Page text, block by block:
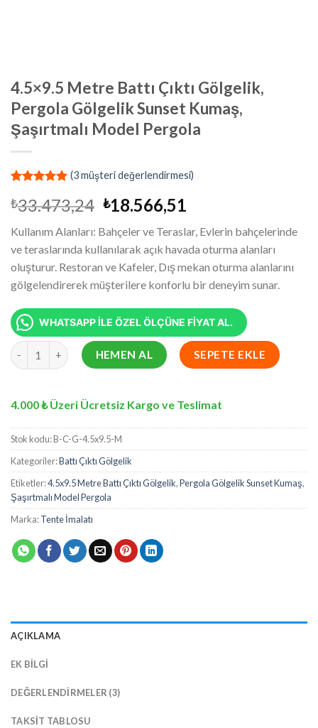
4.5×9.5 Metre Battı Çıktı Gölgelik,
Pergola Gölgelik Sunset Kumaş,
Şaşırtmalı Model Pergola
puanına
dayanarak
5 üzerinden
5.00puan
aldı
(3müşteri değerlendirmesi)
₺33.473,24 Orijinal
₺33.473,24.
₺18.566,51
fiyat:
₺18.566,51.
Kullanım Alanları: Bahçeler ve Teraslar, Evlerin bahçelerinde
ve teraslarında kullanılarak açık havada oturma alanları
oluşturur. Restoran ve Kafeler, Dış mekan oturma alanlarını
gölgelendirerek müşterilere konforlu bir deneyim sunar.
WHATSAPP İLE ÖZEL ÖLÇÜNE FİYAT AL.
4.5x9.5 Metre Battı Çıktı Gölgelik, Pergola Gölgelik Sunset
HEMEN AL SEPETE EKLE
4.000 ₺ Üzeri Ücretsiz Kargo ve Teslimat
Stok kodu:B-C-G-4.5x9.5-M
Kategoriler:Battı Çıktı Gölgelik
Etiketler:4.5x9.5 Metre Battı Çıktı Gölgelik,Pergola Gölgelik Sunset Kumaş,
Şaşırtmalı Model Pergola
Marka:Tente İmalatı
AÇIKLAMA
EK BILGI
DEĞERLENDIRMELER (3)
TAKSIT TABLOSU